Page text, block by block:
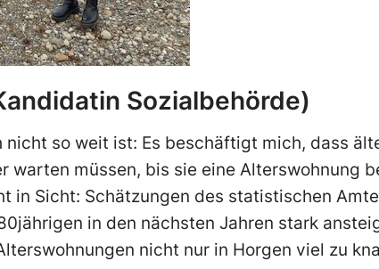
Sozialbehörde)
so weit ist: Es beschäftigt mich, dass
warten müssen, bis sie eine Alterswohnung
in Sicht: Schätzungen des statistischen
in den nächsten Jahren stark
nicht nur in Horgen viel zu